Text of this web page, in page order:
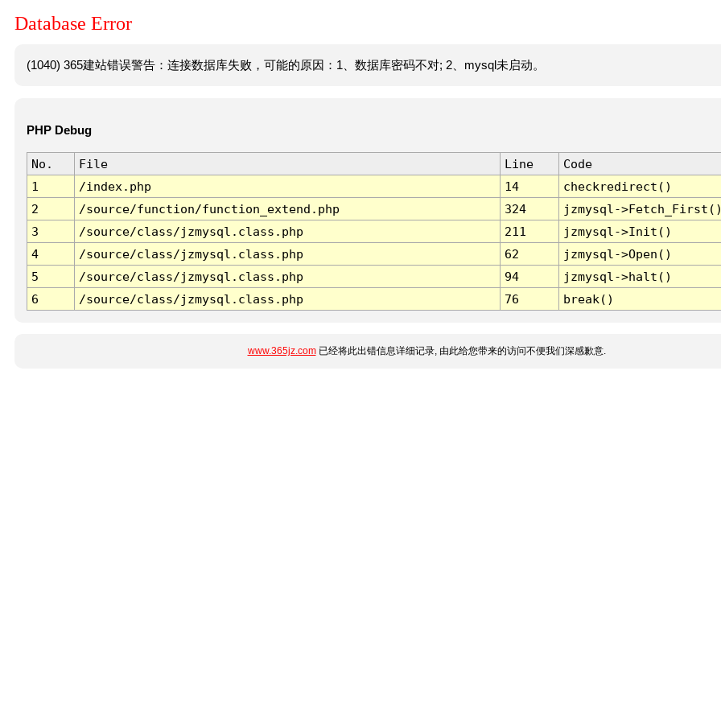
Database Error
(1040) 365建站错误警告：连接数据库失败，可能的原因：1、数据库密码不对; 2、mysql未启动。
PHP Debug
No. File Line
Code
1
/index.php 14
checkredirect()
2
/source/function/function_extend.php 324
jzmysql-
3
/source/class/jzmysql.class.php 211
jzmysql->Init()
4
/source/class/jzmysql.class.php 62
jzmysql->Open()
5
/source/class/jzmysql.class.php 94
jzmysql->halt()
6
/source/class/jzmysql.class.php 76 break()
www.365jz.com已经将此出错信息详细记录, 由此给您带来的访问不便我们深感歉意.